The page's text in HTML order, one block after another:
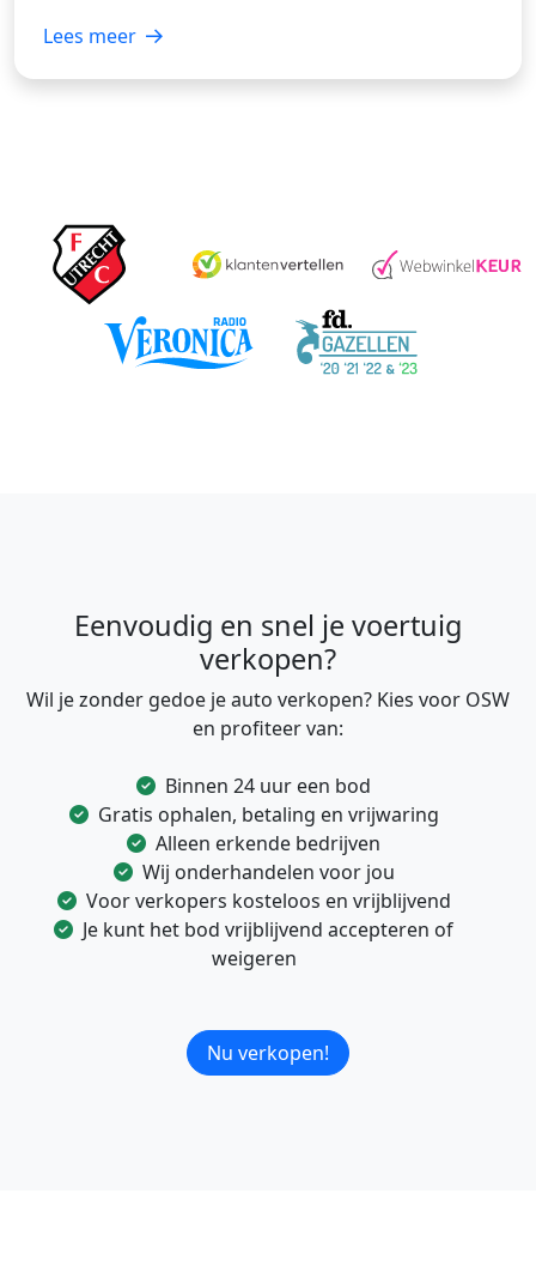
Lees meer
Eenvoudig en snel je voertuig
verkopen?
Wil je zonder gedoe je auto verkopen? Kies voor OSW
en profiteer van:
Binnen 24 uur een bod
Gratis ophalen, betaling en vrijwaring
Alleen erkende bedrijven
Wij onderhandelen voor jou
Voor verkopers kosteloos en vrijblijvend
Je kunt het bod vrijblijvend accepteren of
weigeren
Nu verkopen!